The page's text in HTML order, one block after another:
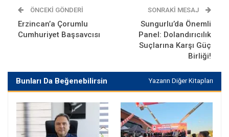
ÖNCEKI GÖNDERI
Erzincan’a Çorumlu
Cumhuriyet Başsavcısı
SONRAKI MESAJ
Sungurlu’da Önemli
Panel: Dolandırıcılık
Suçlarına Karşı Güç
Birliği!
Bunları Da Beğenebilirsin Yazarın Diğer Kitapları